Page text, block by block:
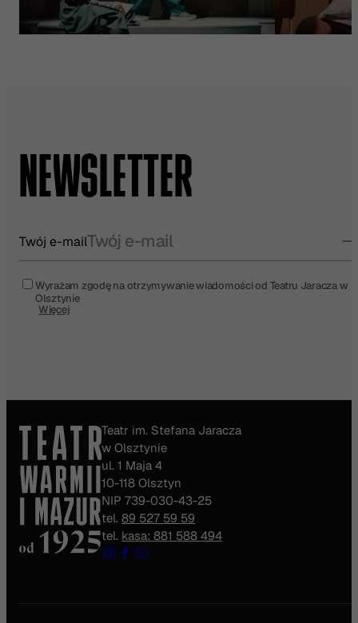
NEWSLETTER
Twój e-mail
Wyrażam zgodę na otrzymywanie wiadomości od Teatru Jaracza w
Olsztynie
Więcej
Teatr im. Stefana Jaracza
w Olsztynie
ul. 1 Maja 4
10-118 Olsztyn
NIP 739-030-43-25
tel. 89 527 59 59
tel. kasa: 881 588 494